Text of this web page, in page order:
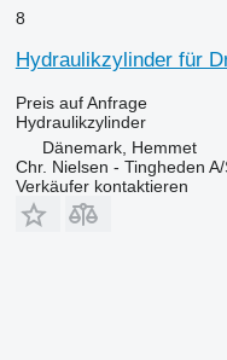
8
Hydraulikzylinder für
Preis auf Anfrage
Hydraulikzylinder
Dänemark, Hemmet
Chr. Nielsen - Tingheden A/
Verkäufer kontaktieren